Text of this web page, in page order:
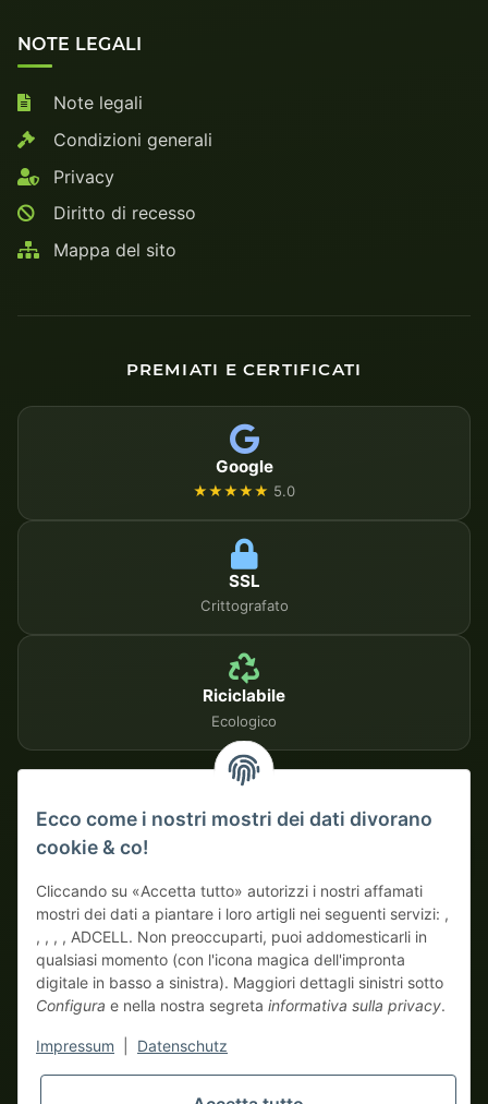
NOTE LEGALI
Note legali
Condizioni generali
Privacy
Diritto di recesso
Mappa del sito
PREMIATI E CERTIFICATI
Google
★★★★★ 5.0
SSL
Crittografato
Riciclabile
Ecologico
Su fattura
solo veri mostri business! Vendita solo a imprenditori (§ 14 BGB),
nessun cliente privato (§ 13 BGB).
Ecco come i nostri mostri dei dati divorano
cookie & co!
Cliccando su «Accetta tutto» autorizzi i nostri affamati
mostri dei dati a piantare i loro artigli nei seguenti servizi: ,
, , , , ADCELL. Non preoccuparti, puoi addomesticarli in
qualsiasi momento (con l'icona magica dell'impronta
digitale in basso a sinistra). Maggiori dettagli sinistri sotto
Configura e nella nostra segreta informativa sulla privacy.
Impressum Datenschutz